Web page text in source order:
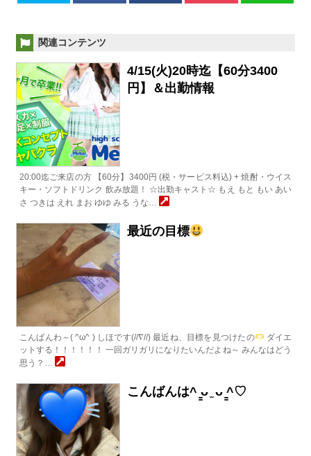
関連コンテンツ
4/15(火)20時迄【60分3400
円】＆出勤情報
20:00迄ご来店の方 【60分】3400円 (税・サービス料込) + 焼酎・ウイス
キー・ソフトドリンク 飲み放題！ ☆出勤キャスト☆ もえ もと もい あい
さ つきは えれ まお ゆゆ みる うな…
最近の目標
こんばんわ～( ^ω^ ) しほです(//∇//) 最近ね、目標を見つけたの
ダイエ
ットする！！！！！！ 一回ガリガリになりたいんだよね～ みんなはどう
思う？…
こんばんは^ ̳ᴗ ̫ ᴗ ̳^♡